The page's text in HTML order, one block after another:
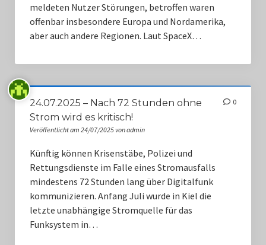
meldeten Nutzer Störungen, betroffen waren
offenbar insbesondere Europa und Nordamerika,
aber auch andere Regionen. Laut SpaceX…
24.07.2025 – Nach 72 Stunden ohne
Strom wird es kritisch!
Veröffentlicht am 24/07/2025 von admin
0
Künftig können Krisenstäbe, Polizei und
Rettungsdienste im Falle eines Stromausfalls
mindestens 72 Stunden lang über Digitalfunk
kommunizieren. Anfang Juli wurde in Kiel die
letzte unabhängige Stromquelle für das
Funksystem in…